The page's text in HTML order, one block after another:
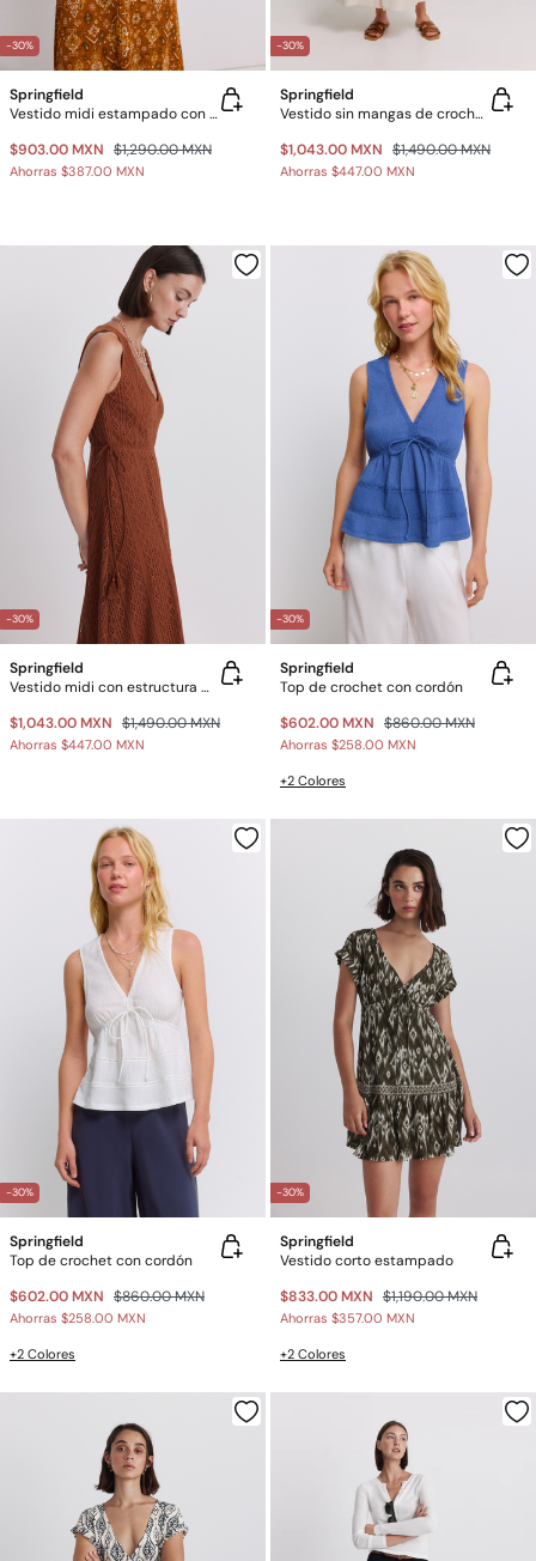
-30%
Springfield
Vestido midi estampado con volante
$903.00 MXN $1,290.00 MXN
Ahorras $387.00 MXN
-30%
Springfield
Vestido sin mangas de crochet
$1,043.00 MXN $1,490.00 MXN
Ahorras $447.00 MXN
-30%
Springfield
Vestido midi con estructura de cordones
$1,043.00 MXN $1,490.00 MXN
Ahorras $447.00 MXN
-30%
Springfield
Top de crochet con cordón
$602.00 MXN $860.00 MXN
Ahorras $258.00 MXN
+2 Colores
-30%
Springfield
Top de crochet con cordón
$602.00 MXN $860.00 MXN
Ahorras $258.00 MXN
+2 Colores
-30%
Springfield
Vestido corto estampado
$833.00 MXN $1,190.00 MXN
Ahorras $357.00 MXN
+2 Colores